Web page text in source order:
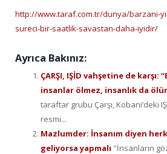
http://www.taraf.com.tr/dunya/barzani-
sureci-bir-saatlik-savastan-daha-iyidir/
Ayrıca Bakınız:
ÇARŞI, IŞİD vahşetine de karşı:
insanlar ölmez, insanlık da
taraftar grubu Çarşı, Kobani’deki
resmi...
Mazlumder: İnsanım diyen
geliyorsa yapmalı "İnsanların